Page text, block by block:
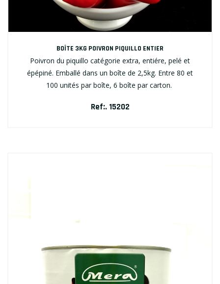
BOÎTE 3KG POIVRON PIQUILLO ENTIER
Poivron du piquillo catégorie extra, entiére, pelé et
épépiné. Emballé dans un boîte de 2,5kg. Entre 80 et
100 unités par boîte, 6 boîte par carton.
Ref:. 15202